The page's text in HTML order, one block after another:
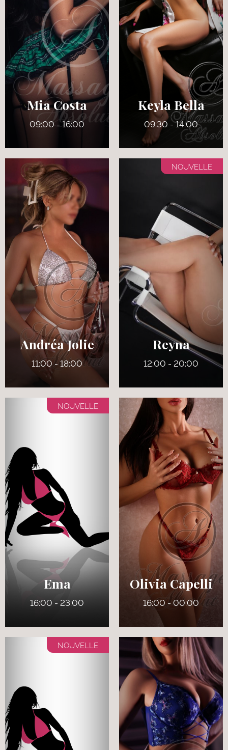
Mia Costa
09:00 - 16:00
24 ans
5' 7"
Anglais
125 lbs
Verts
Keyla Bella
09:30 - 14:00
5' 6
Français
130 lbs
Pers
Andréa Jolie
11:00 - 18:00
30 ans
5' 0"
Anglais
6
Pers
NOUVELLE
Reyna
12:00 - 20:00
24 ans
5' 9"
Anglais
8
165 lbs
Noisettes
NOUVELLE
Ema
16:00 - 23:00
32 ans
Olivia Capelli
16:00 - 00:00
27 ans
NOUVELLE